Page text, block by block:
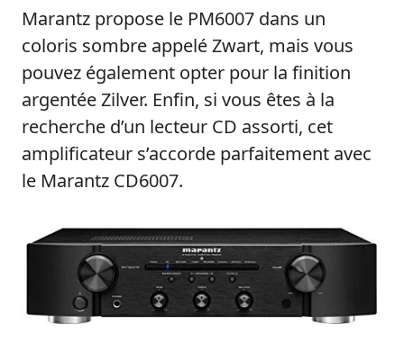
Marantz propose le PM6007 dans un
coloris sombre appelé Zwart, mais vous
pouvez également opter pour la finition
argentée Zilver. Enfin, si vous êtes à la
recherche d’un lecteur CD assorti, cet
amplificateur s’accorde parfaitement avec
le Marantz CD6007.